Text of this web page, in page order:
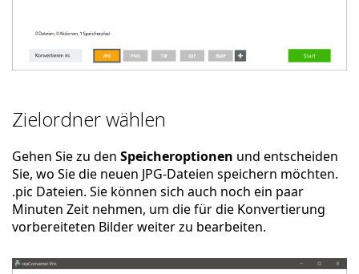
Zielordner wählen
Gehen Sie zu den Speicheroptionen und entscheiden
Sie, wo Sie die neuen JPG-Dateien speichern möchten.
.pic Dateien. Sie können sich auch noch ein paar
Minuten Zeit nehmen, um die für die Konvertierung
vorbereiteten Bilder weiter zu bearbeiten.